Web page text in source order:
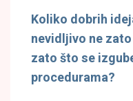
Koliko dobrih
nevidljivo ne
zato što se
procedurama?